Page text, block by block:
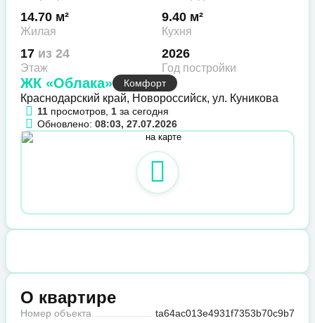
14.70 м²
Жилая
9.40 м²
Кухня
17 из 24
Этаж
2026
Год постройки
ЖК «Облака» Комфорт
Краснодарский край, Новороссийск, ул. Куникова
11 просмотров, 1 за сегодня
Обновлено: 08:03, 27.07.2026
О квартире
Номер объекта ta64ac013e4931f7353b70c9b7